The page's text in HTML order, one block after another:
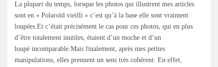
La plupart du temps, lorsque les photos qui illustrent mes articles
sont en « Polaroïd vieilli » c’est qu’à la base elle sont vraiment
loupées.Et c’était précisément le cas pour ces photos, qui en plus
d’être totalement inutiles, étaient d’un moche et d’un
loupé incomparable.Mais finalement, après mes petites
manipulations, elles prennent un sens très cohérent. En effet,